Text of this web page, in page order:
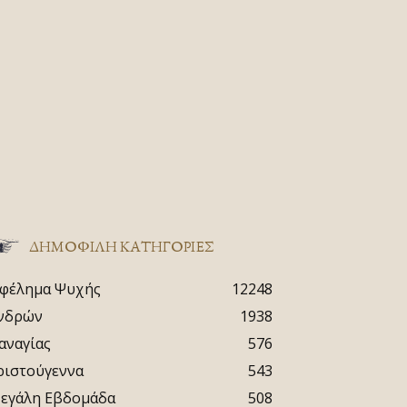
ΔΗΜΟΦΙΛΗ ΚΑΤΗΓΟΡΙΕΣ
Ψυχής
12248
1938
576
543
Εβδομάδα
508